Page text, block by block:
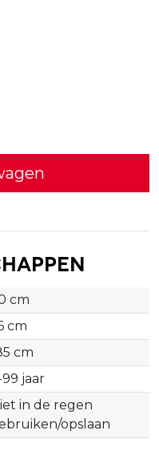
cm
cm
cm
jaar
in de regen
opslaan